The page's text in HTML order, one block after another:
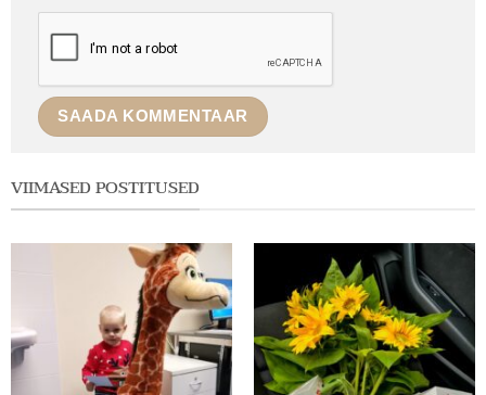
VIIMASED POSTITUSED